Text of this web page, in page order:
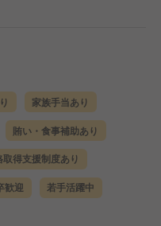
家族手当あり
賄い・食事補助あり
取得支援制度あり
歓迎 若手活躍中